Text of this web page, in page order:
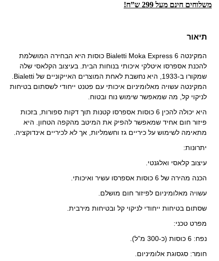
משלוחים חינם מעל 299 ש”ח!
תיאור
המקינטה Bialetti Moka Express 6 כוסות היא הבחירה המושלמת
להכנת אספרסו איטלקי איכותי בנוחות הבית. בעיצוב הקלאסי שלה
המקינטה עשויה מאלומיניום איכותי עם פטנט ייחודי לשסתום בטיחות
לניקוי קל, מה שמאפשר שימוש נוח ובטוח.
היא יכולה להכין 6 כוסות אספרסו קטנות תוך דקות ספורות, בזכות
פיזור חום אחיד שמאפשר להפיק את המיטב מהקפה הטחון. היא
מתאימה לשימוש על כיריים גז וחשמליות, אך לא לכיריים אינדוקציה.
יתרונות:
עיצוב קלאסי ואלגנטי.
הכנה מהירה של 6 כוסות אספרסו עשיר ואיכותי.
עשויה מאלומיניום לפיזור חום מושלם.
שסתום בטיחות ייחודי לניקוי קל ובטיחות מירבית.
מפרט טכני:
נפח: 6 כוסות (כ-300 מ”ל).
חומר: סגסוגת אלומיניום.